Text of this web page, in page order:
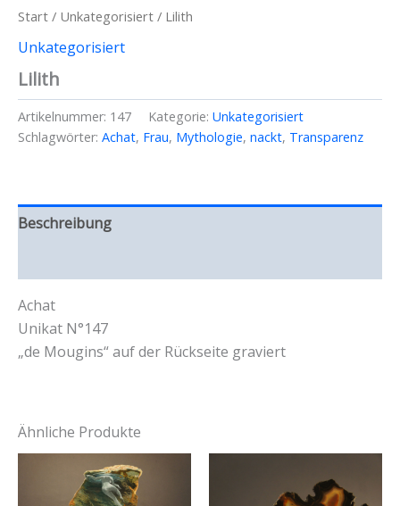
Start / Unkategorisiert / Lilith
Unkategorisiert
Lilith
Artikelnummer: 147 Kategorie: Unkategorisiert
Schlagwörter: Achat, Frau, Mythologie, nackt, Transparenz
Beschreibung
Achat
Unikat N°147
„de Mougins“ auf der Rückseite graviert
Ähnliche Produkte